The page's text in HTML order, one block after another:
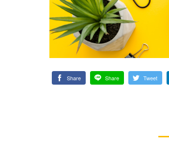
Share Share Tweet